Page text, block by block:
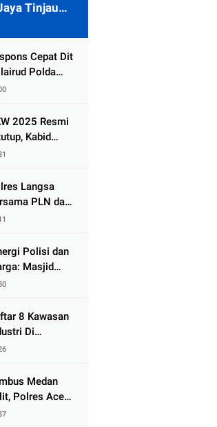
Tinjau
di Kelapa
Cepat Dit
Polda
Selamatkan
di Wisata
2025 Resmi
Kabid
PMJ: Pers
Polri
Hoaks
Langsa
PLN dan
di
Polisi dan
Masjid
Bener
Duka Bencana
8 Kawasan
Di
Bekasi,
Juga Ada
?
Medan
Polres Aceh